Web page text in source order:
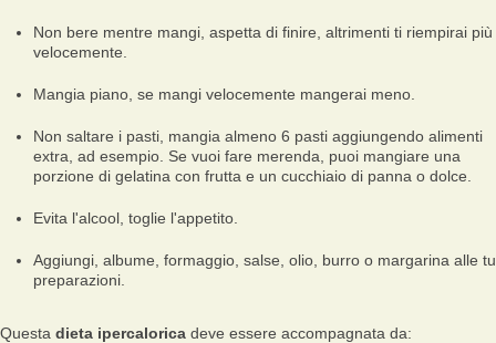
Non bere mentre mangi, aspetta di finire, altrimenti ti riempirai più
velocemente.
Mangia piano, se mangi velocemente mangerai meno.
Non saltare i pasti, mangia almeno 6 pasti aggiungendo alimenti
extra, ad esempio. Se vuoi fare merenda, puoi mangiare una
porzione di gelatina con frutta e un cucchiaio di panna o dolce.
Evita l'alcool, toglie l'appetito.
Aggiungi, albume, formaggio, salse, olio, burro o margarina alle
preparazioni.
Questa dieta ipercalorica deve essere accompagnata da: